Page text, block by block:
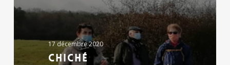
17 décembre 2020
Chiché